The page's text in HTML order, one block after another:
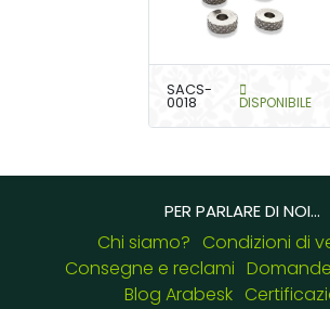
SACS-
0018 DISPONIBILE
PER PARLARE DI NOI...
Chi siamo? Condizioni di
Consegne e reclami
Blog Arabesk